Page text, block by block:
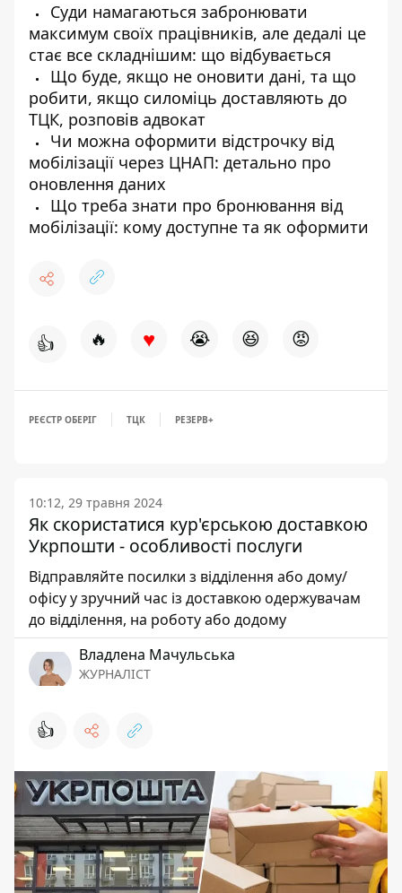
Суди намагаються забронювати
максимум своїх працівників, але дедалі це
стає все складнішим: що відбувається
Що буде, якщо не оновити дані, та що
робити, якщо силоміць доставляють до
ТЦК, розповів адвокат
Чи можна оформити відстрочку від
мобілізації через ЦНАП: детально про
оновлення даних
Що треба знати про бронювання від
мобілізації: кому доступне та як оформити
👍 🔥 ♥ 😭 😆 😡
РЕЄСТР ОБЕРІГ ТЦК РЕЗЕРВ+
10:12, 29 травня 2024
Як скористатися кур'єрською доставкою
Укрпошти - особливості послуги
Відправляйте посилки з відділення або дому/
офісу у зручний час із доставкою одержувачам
до відділення, на роботу або додому
Владлена Мачульська
ЖУРНАЛІСТ
👍